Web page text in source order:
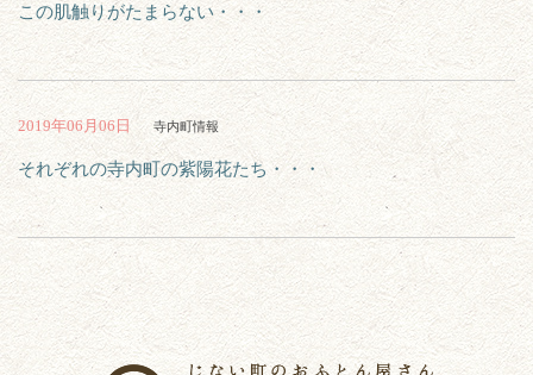
この肌触りがたまらない・・・
2019年06月06日 寺内町情報
それぞれの寺内町の紫陽花たち・・・